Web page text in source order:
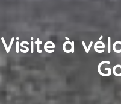
Visite à